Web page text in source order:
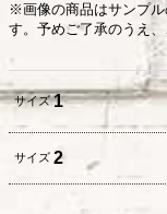
※画像の商品はサンプル
す。予めご了承のうえ、
サイズ1
サイズ 2